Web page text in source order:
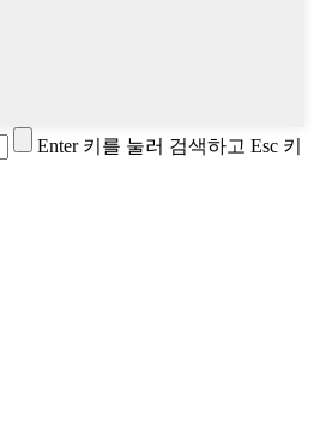
Enter 키를 눌러 검색하고 Esc 키